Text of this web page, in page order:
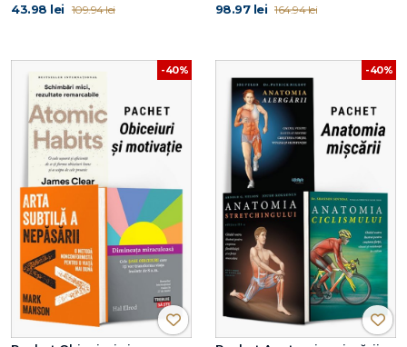
43.98 lei 109.94 lei 98.97 lei 164.94 lei
-40% -40%